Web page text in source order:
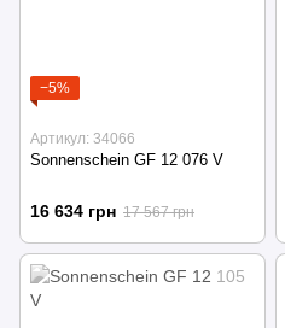
−5%
Артикул: 34066
Sonnenschein GF 12 076 V
16 634 грн 17 567 грн